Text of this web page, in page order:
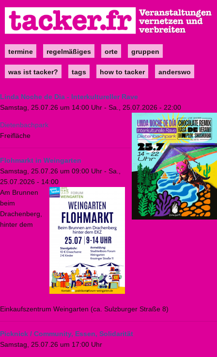
zum
Inhalt
Maintermine regelmäßiges orte gruppen
was ist tacker? tags how to tacker anderswo
Linda Noche de Dia - Interkultureller Rave
Samstag, 25.07.26 um 14:00 Uhr - Sa., 25.07.2026 - 22:00
Dietenbachpark
Freifläche
Flohmarkt in Weingarten
Samstag, 25.07.26 um 09:00 Uhr - Sa.,
25.07.2026 - 14:00
Am Brunnen
beim
Drachenberg,
hinter dem
Einkaufszentrum Weingarten (ca. Sulzburger Straße 8)
Picknick / Community, Essen, Solidarität
Samstag, 25.07.26 um 17:00 Uhr